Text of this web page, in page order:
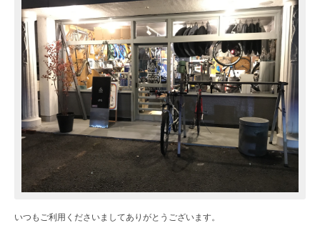
いつもご利用くださいましてありがとうございます。